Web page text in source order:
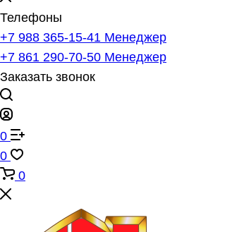
Телефоны
+7 988 365-15-41 Менеджер
+7 861 290-70-50 Менеджер
Заказать звонок
0
0
0